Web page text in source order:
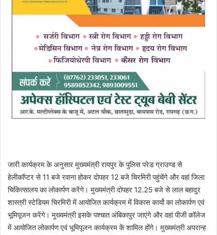
जारी कार्यक्रम के अनुसार मुख्यमंत्री रायपुर के पुलिस परेड ग्राउण्ड से
हेलीकॉप्टर से 11 बजे रवाना होकर दोपहर 12 बजे चिरमिरी पहुंचेंगे और वहां जिला
चिकित्सालय का लोकार्पण करेंगे। मुख्यमंत्री दोपहर 12.25 बजे से लाल बहादुर
शास्त्री स्टेडियम चिरमिरी में आयोजित कार्यक्रम में विकास कार्यो का लोकार्पण एवं
भूमिपूजन करेंगे। मुख्यमंत्री इसके पश्चात अंबिकापुर जाएंगे और वहां पीजी कॉलेज
में आयोजित लोकार्पण एवं भूमिपूजन कार्यक्रम कें शामिल होंगे। मुख्यमंत्री अपरान्ह